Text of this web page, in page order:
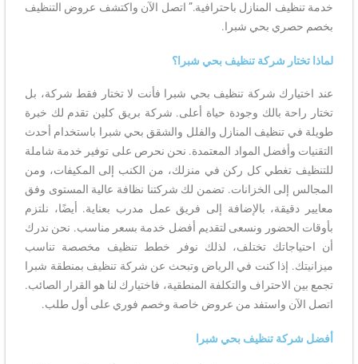
خدمة تنظيف المنازل باحترافية.” اتصل الآن واكتشف عروض التنظيف
بخصم حصري بحي شبرا.
لماذا تختار شركة تنظيف بحي شبرا؟
عند اختيارك شركة تنظيف بحي شبرا فأنت لا تختار فقط شركة، بل
تختار راحة بالك وجودة حياة أعلى. شركة بريق كلين تقدم لك خبرة
طويلة في تنظيف المنازل والفلل والشقق بحي شبرا باستخدام أحدث
التقنيات وأفضل المواد المعتمدة. نحن نحرص على توفير خدمة شاملة
للتنظيف تغطي كل ركن في منزلك، من الكنب إلى المكيفات، ومن
المجالس إلى الخزانات. تضمن لك شركتنا نظافة عالية المستوى وفق
معايير دقيقة، بالإضافة إلى فريق عمل مدرب بعناية. أيضًا، نلتزم
بأوقات الحضور ونسعى لتقديم أفضل خدمة بسعر مناسب. نحن ندرك
أن احتياجاتك تختلف، لذلك نوفر خطط تنظيف مخصصة تناسب
ميزانيتك. إذا كنت في الرياض وتبحث عن شركة تنظيف بمنطقة شبرا
تجمع بين الاحتراف والتكلفة المنطقية، فاختيارك لنا هو القرار الصائب.
اتصل الآن واستفد من عروض خاصة وخصم فوري على أول طلب.
أفضل شركة تنظيف بحي شبرا